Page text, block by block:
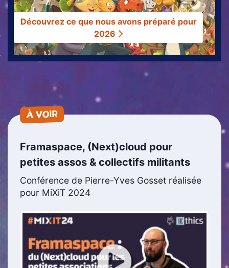
Découvrez ce que nous avons préparé pour
2026
À VOIR
Framaspace, (Next)cloud pour
petites assos & collectifs militants
Conférence de Pierre-Yves Gosset réalisée
pour MiXiT 2024